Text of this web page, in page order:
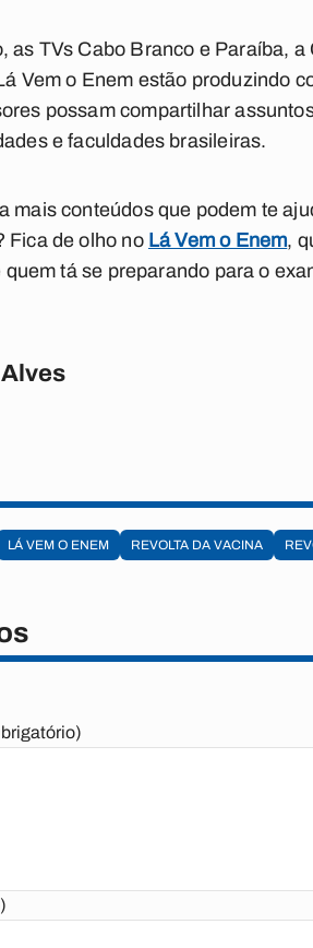
as TVs Cabo Branco e Paraíba,
Vem o Enem estão produzindo
possam compartilhar
e faculdades brasileiras.
mais conteúdos que podem te
Fica de olho no Lá Vem o Enem,
tá se preparando para o
LÁ VEM O ENEM REVOLTA DA VACINA